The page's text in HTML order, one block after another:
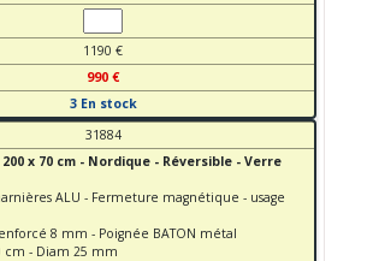
1190 €
990 €
3 En stock
31884
x 70 cm - Nordique - Réversible - Verre
ALU - Fermeture magnétique - usage
8 mm - Poignée BATON métal
cm - Diam 25 mm